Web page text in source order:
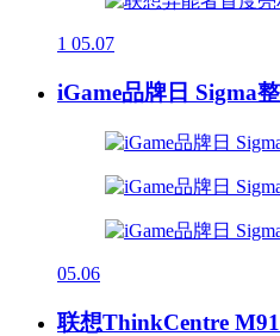
1 05.07
iGame品牌日 Sigma
05.06
联想ThinkCentre